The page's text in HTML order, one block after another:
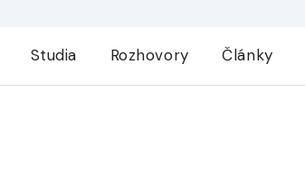
Studia Rozhovory Články